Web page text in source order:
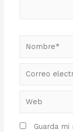
electrónico*
Guarda